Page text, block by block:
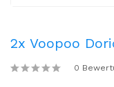
2x Voopoo
0